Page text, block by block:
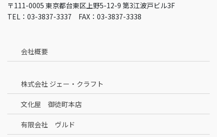
〒111-0005 東京都台東区上野5-12-9 第3江波戸ビル3F
TEL：03-3837-3337 FAX：03-3837-3338
会社概要
株式会社 ジェー・クラフト
文化屋 御徒町本店
有限会社 ヴルド